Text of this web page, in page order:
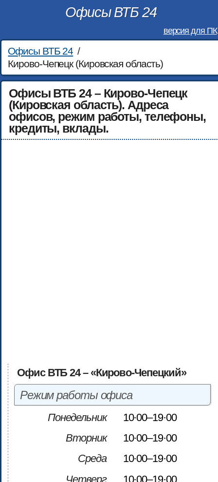
Офисы ВТБ 24
версия для ПК
Офисы ВТБ 24 /
Кирово-Чепецк (Кировская область)
Офисы ВТБ 24 – Кирово-Чепецк
(Кировская область). Адреса
офисов, режим работы, телефоны,
кредиты, вклады.
Офис ВТБ 24 – «Кирово-Чепецкий»
Режим работы офиса
Понедельник
10·00–19·00
Вторник
10·00–19·00
Среда
10·00–19·00
Четверг
10·00–19·00